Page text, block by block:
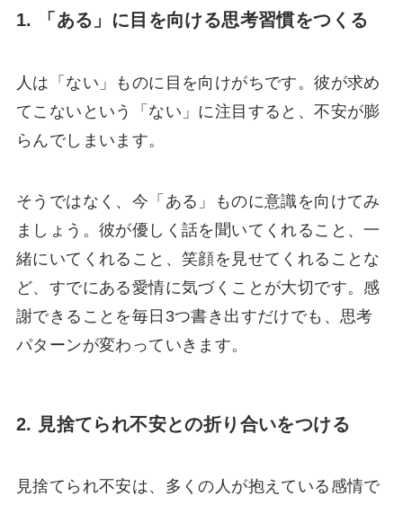
1. 「ある」に目を向ける思考習慣をつくる
人は「ない」ものに目を向けがちです。彼が求め
てこないという「ない」に注目すると、不安が膨
らんでしまいます。
そうではなく、今「ある」ものに意識を向けてみ
ましょう。彼が優しく話を聞いてくれること、一
緒にいてくれること、笑顔を見せてくれることな
ど、すでにある愛情に気づくことが大切です。感
謝できることを毎日3つ書き出すだけでも、思考
パターンが変わっていきます。
2. 見捨てられ不安との折り合いをつける
見捨てられ不安は、多くの人が抱えている感情で